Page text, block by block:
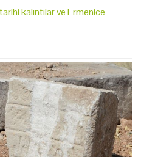
kalıntılar ve Ermenice